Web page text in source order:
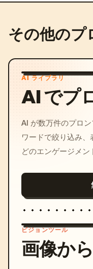
その他のプ
AI ライブラリ
AI でプ
AI が数万件のプロ
ワードで絞り込み
どのエンゲージメン
ビジョンツール
画像か